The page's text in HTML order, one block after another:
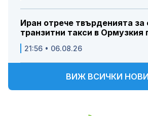
Иран отрече твърденията за
транзитни такси в Ормузкия
21:56 • 06.08.26
ВИЖ ВСИЧКИ